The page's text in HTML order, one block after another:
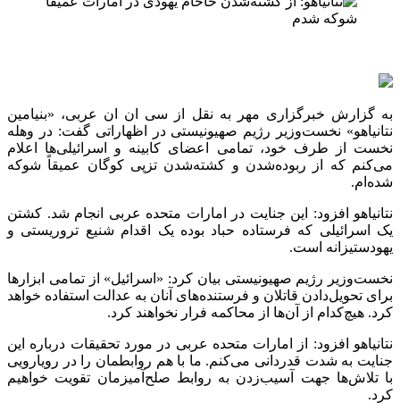
به گزارش خبرگزاری مهر به نقل از سی ان ان عربی، «بنیامین
نتانیاهو» نخست‌وزیر رژیم صهیونیستی در اظهاراتی گفت: در وهله
نخست از طرف خود، تمامی اعضای کابینه و اسرائیلی‌ها اعلام
می‌کنم که از ربوده‌شدن و کشته‌شدن تزپی کوگان عمیقاً شوکه
شده‌ام.
نتانیاهو افزود: این جنایت در امارات متحده عربی انجام شد. کشتن
یک اسرائیلی که فرستاده حباد بوده یک اقدام شنیع تروریستی و
یهودستیزانه است.
نخست‌وزیر رژیم صهیونیستی بیان کرد: «اسرائیل» از تمامی ابزارها
برای تحویل‌دادن قاتلان و فرستنده‌های آنان به عدالت استفاده خواهد
کرد. هیچ‌کدام از آن‌ها از محاکمه فرار نخواهند کرد.
نتانیاهو افزود: از امارات متحده عربی در مورد تحقیقات درباره این
جنایت به شدت قدردانی می‌کنم. ما با هم روابطمان را در رویارویی
با تلاش‌ها جهت آسیب‌زدن به روابط صلح‌آمیزمان تقویت خواهیم
کرد.